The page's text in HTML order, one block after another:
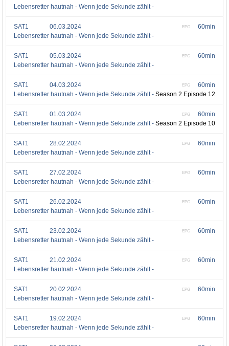
Lebensretter hautnah - Wenn jede Sekunde zählt -
60min
EPG
SAT1
06.03.2024
Lebensretter hautnah - Wenn jede Sekunde zählt -
60min
EPG
SAT1
05.03.2024
Lebensretter hautnah - Wenn jede Sekunde zählt -
60min
EPG
SAT1
04.03.2024
Lebensretter hautnah - Wenn jede Sekunde zählt - Season 2 Episode 12
60min
EPG
SAT1
01.03.2024
Lebensretter hautnah - Wenn jede Sekunde zählt - Season 2 Episode 10
60min
EPG
SAT1
28.02.2024
Lebensretter hautnah - Wenn jede Sekunde zählt -
60min
EPG
SAT1
27.02.2024
Lebensretter hautnah - Wenn jede Sekunde zählt -
60min
EPG
SAT1
26.02.2024
Lebensretter hautnah - Wenn jede Sekunde zählt -
60min
EPG
SAT1
23.02.2024
Lebensretter hautnah - Wenn jede Sekunde zählt -
60min
EPG
SAT1
21.02.2024
Lebensretter hautnah - Wenn jede Sekunde zählt -
60min
EPG
SAT1
20.02.2024
Lebensretter hautnah - Wenn jede Sekunde zählt -
60min
EPG
SAT1
19.02.2024
Lebensretter hautnah - Wenn jede Sekunde zählt -